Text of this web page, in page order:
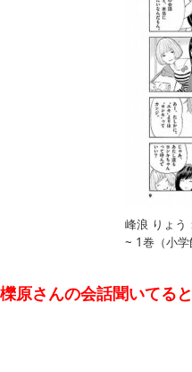
峰浪 りょう
~ 1巻（小学
櫟原さんの会話聞いてる